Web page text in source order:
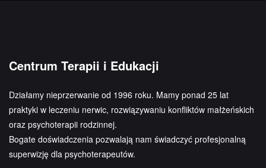
Centrum Terapii i Edukacji
Działamy nieprzerwanie od 1996 roku. Mamy ponad 25 lat
praktyki w leczeniu nerwic, rozwiązywaniu konfliktów małżeńskich
oraz psychoterapii rodzinnej.
Bogate doświadczenia pozwalają nam świadczyć profesjonalną
superwizję dla psychoterapeutów.